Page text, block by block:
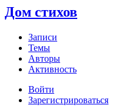
Дом стихов
Записи
Темы
Авторы
Активность
Войти
Зарегистрироваться